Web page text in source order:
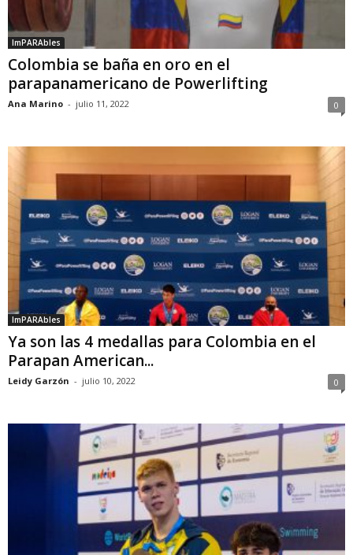
ImPARAbles
Colombia se baña en oro en el
parapanamericano de Powerlifting
Ana Marino - julio 11, 2022 0
ImPARAbles
Ya son las 4 medallas para Colombia en el
Parapan American...
Leidy Garzón - julio 10, 2022 0